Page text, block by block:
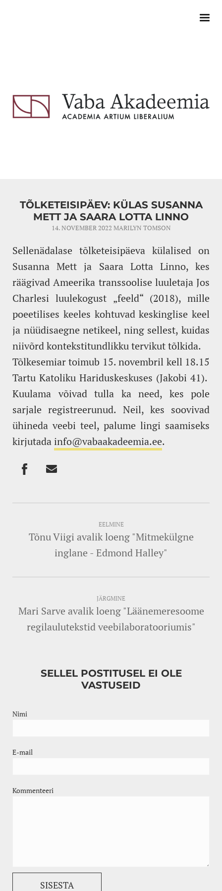
TÕLKETEISIPÄEV: KÜLAS SUSANNA
METT JA SAARA LOTTA LINNO
14. NOVEMBER 2022 MARILYN TOMSON
Sellenädalase tõlketeisipäeva külalised on
Susanna Mett ja Saara Lotta Linno, kes
räägivad Ameerika transsoolise luuletaja Jos
Charlesi luulekogust „feeld“ (2018), mille
poeetilises keeles kohtuvad keskinglise keel
ja nüüdisaegne netikeel, ning sellest, kuidas
niivõrd kontekstitundlikku tervikut tõlkida.
Tõlkesemiar toimub 15. novembril kell 18.15
Tartu Katoliku Hariduskeskuses (Jakobi 41).
Kuulama võivad tulla ka need, kes pole
sarjale registreerunud. Neil, kes soovivad
ühineda veebi teel, palume lingi saamiseks
kirjutada info@vabaakadeemia.ee.
EELMINE
Tõnu Viigi avalik loeng "Mitmekülgne
inglane - Edmond Halley"
JÄRGMINE
Mari Sarve avalik loeng "Läänemeresoome
regilaulutekstid veebilaboratooriumis"
SELLEL POSTITUSEL EI OLE
VASTUSEID
Nimi
E-mail
Kommenteeri